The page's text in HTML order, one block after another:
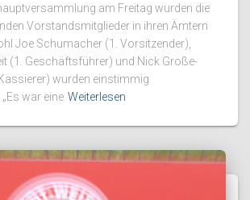
am Freitag wurden die
Vorstandsmitglieder in ihren Ämtern
Joe Schumacher (1. Vorsitzender),
(1. Geschäftsführer) und Nick Große-
wurden einstimmig
war eine Weiterlesen